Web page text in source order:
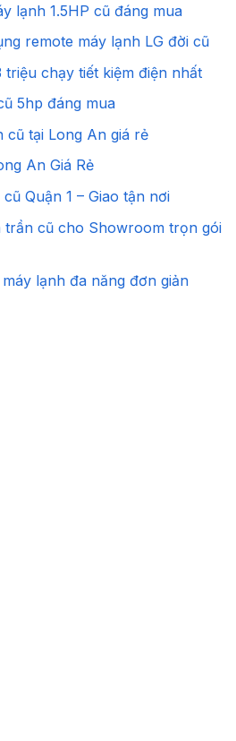
lạnh 1.5HP cũ đáng mua
remote máy lạnh LG đời cũ
chạy tiết kiệm điện nhất
5hp đáng mua
cũ tại Long An giá rẻ
An Giá Rẻ
Quận 1 – Giao tận nơi
trần cũ cho Showroom trọn gói
lạnh đa năng đơn giản